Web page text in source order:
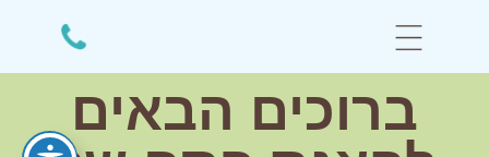
ברוכים הבאים